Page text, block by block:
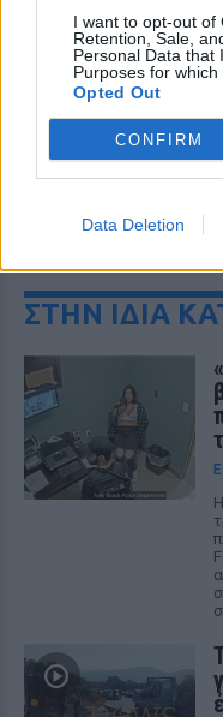
I want to opt-out of
Retention, Sale,
Personal Data that
Purposes for which
Opted Out
CONFIRM
Data Deletion
ΣΤΗΝ ΙΔΙΑ